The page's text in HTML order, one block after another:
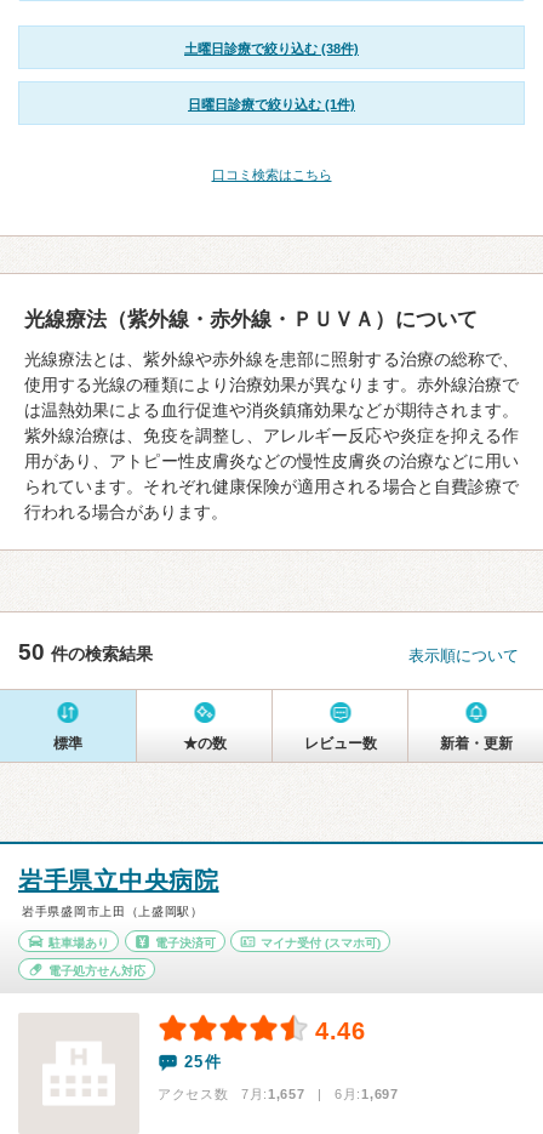
土曜日診療で絞り込む (38件)
日曜日診療で絞り込む (1件)
口コミ検索はこちら
光線療法（紫外線・赤外線・ＰＵＶＡ）について
光線療法とは、紫外線や赤外線を患部に照射する治療の総称で、
使用する光線の種類により治療効果が異なります。赤外線治療で
は温熱効果による血行促進や消炎鎮痛効果などが期待されます。
紫外線治療は、免疫を調整し、アレルギー反応や炎症を抑える作
用があり、アトピー性皮膚炎などの慢性皮膚炎の治療などに用い
られています。それぞれ健康保険が適用される場合と自費診療で
行われる場合があります。
50 件の検索結果 表示順について
標準 ★の数 レビュー数 新着・更新
岩手県立中央病院
岩手県盛岡市上田（上盛岡駅）
駐車場あり 電子決済可 マイナ受付 (スマホ可)
電子処方せん対応
4.46
25件
アクセス数 7月:1,657 | 6月:1,697